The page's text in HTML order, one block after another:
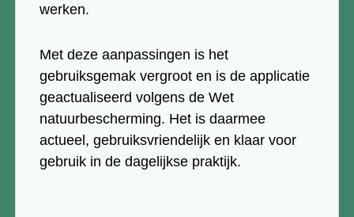
werken.
Met deze aanpassingen is het
gebruiksgemak vergroot en is de applicatie
geactualiseerd volgens de Wet
natuurbescherming. Het is daarmee
actueel, gebruiksvriendelijk en klaar voor
gebruik in de dagelijkse praktijk.